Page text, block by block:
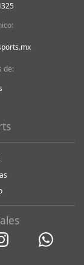
de: